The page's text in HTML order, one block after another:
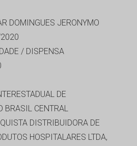
DOMINGUES JERONYMO
/ DISPENSA
DE
BRASIL CENTRAL
DISTRIBUIDORA DE
HOSPITALARES LTDA,